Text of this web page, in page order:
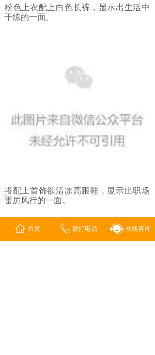
粉色上衣配上白色长裤，显示出生活中
干练的一面。
搭配上首饰欲清凉高跟鞋，显示出职场
雷厉风行的一面。
首页 拨打电话 在线咨询